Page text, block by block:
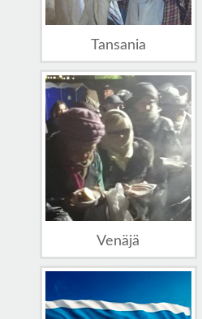
Tansania
Venäjä